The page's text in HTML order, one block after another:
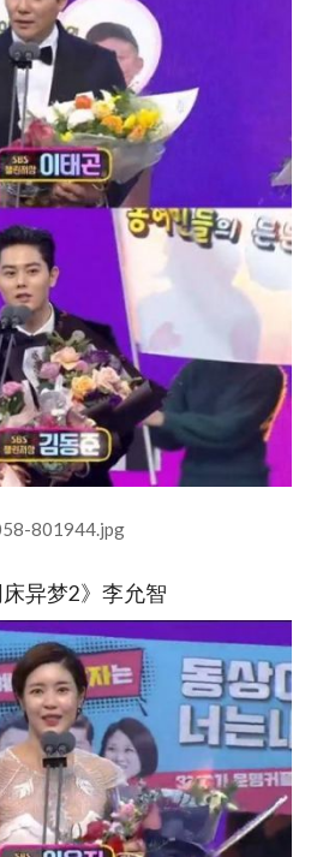
801944.jpg
异梦2》李允智